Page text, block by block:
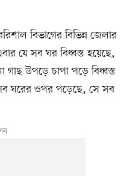
বিভাগের বিভিন্ন জেলার
যে সব ঘর বিধ্বস্ত হয়েছে,
গাছ উপড়ে চাপা পড়ে বিধ্বস্ত
ঘরের ওপর পড়েছে, সে সব